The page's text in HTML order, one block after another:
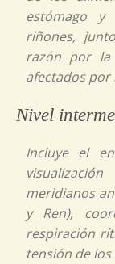
estómago y
riñones,
razón por
afectados por
Nivel
Incluye el
meridianos
y Ren),
respiración
tensión de los